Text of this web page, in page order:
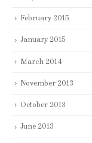
February 2015
January 2015
March 2014
November 2013
October 2013
June 2013